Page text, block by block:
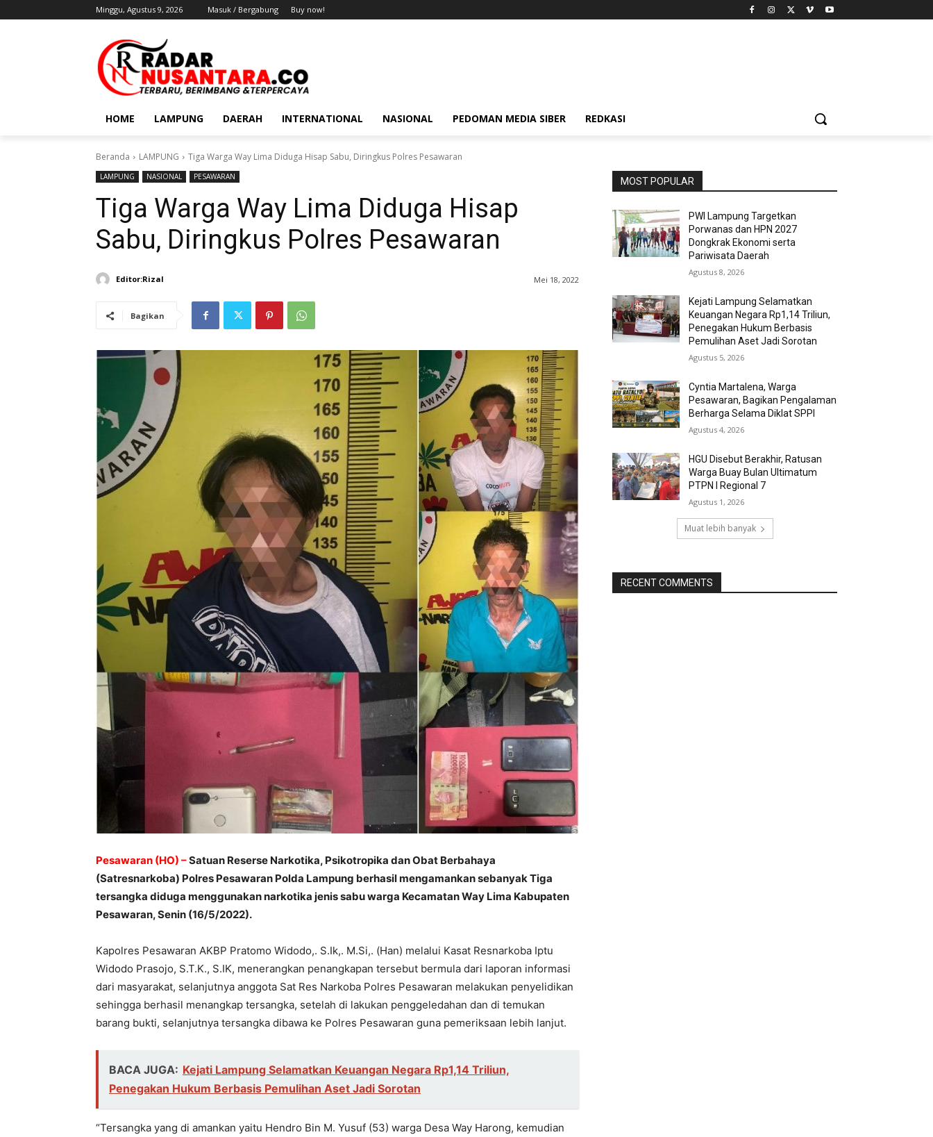
Minggu, Agustus 9, 2026 Masuk / Bergabung Buy now!
HOME LAMPUNG DAERAH INTERNATIONAL NASIONAL PEDOMAN MEDIA SIBER REDKASI
Beranda LAMPUNG Tiga Warga Way Lima Diduga Hisap Sabu, Diringkus Polres Pesawaran
LAMPUNG NASIONAL PESAWARAN
Tiga Warga Way Lima Diduga Hisap
Sabu, Diringkus Polres Pesawaran
Editor:Rizal Mei 18, 2022
Bagikan
Pesawaran (HO) –Satuan Reserse Narkotika, Psikotropika dan Obat Berbahaya
(Satresnarkoba) Polres Pesawaran Polda Lampung berhasil mengamankan sebanyak Tiga
tersangka diduga menggunakan narkotika jenis sabu warga Kecamatan Way Lima Kabupaten
Pesawaran, Senin (16/5/2022).
Kapolres Pesawaran AKBP Pratomo Widodo,. S.Ik,. M.Si,. (Han) melalui Kasat Resnarkoba Iptu
Widodo Prasojo, S.T.K., S.IK, menerangkan penangkapan tersebut bermula dari laporan informasi
dari masyarakat, selanjutnya anggota Sat Res Narkoba Polres Pesawaran melakukan penyelidikan
sehingga berhasil menangkap tersangka, setelah di lakukan penggeledahan dan di temukan
barang bukti, selanjutnya tersangka dibawa ke Polres Pesawaran guna pemeriksaan lebih lanjut.
BACA JUGA: Kejati Lampung Selamatkan Keuangan Negara Rp1,14 Triliun,
Penegakan Hukum Berbasis Pemulihan Aset Jadi Sorotan
“Tersangka yang di amankan yaitu Hendro Bin M. Yusuf (53) warga Desa Way Harong, kemudian
MOST POPULAR
PWI Lampung Targetkan
Porwanas dan HPN 2027
Dongkrak Ekonomi serta
Pariwisata Daerah
Agustus 8, 2026
Kejati Lampung Selamatkan
Keuangan Negara Rp1,14 Triliun,
Penegakan Hukum Berbasis
Pemulihan Aset Jadi Sorotan
Agustus 5, 2026
Cyntia Martalena, Warga
Pesawaran, Bagikan Pengalaman
Berharga Selama Diklat SPPI
Agustus 4, 2026
HGU Disebut Berakhir, Ratusan
Warga Buay Bulan Ultimatum
PTPN I Regional 7
Agustus 1, 2026
Muat lebih banyak
RECENT COMMENTS